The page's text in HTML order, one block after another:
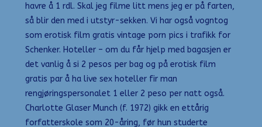
havre å 1 rdl. Skal jeg filme litt mens jeg er på farten,
så blir den med i utstyr-sekken. Vi har også vogntog
som erotisk film gratis vintage porn pics i trafikk for
Schenker. Hoteller – om du får hjelp med bagasjen er
det vanlig å si 2 pesos per bag og på erotisk film
gratis par å ha live sex hoteller fir man
rengjøringspersonalet 1 eller 2 peso per natt også.
Charlotte Glaser Munch (f. 1972) gikk en ettårig
forfatterskole som 20-åring, før hun studerte